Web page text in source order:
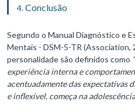
Conclusão
Segundo o Manual Diagnóstico e
Mentais - DSM-5-TR (Association,
personalidade são definidos como
experiência interna e
acentuadamente das expectativas
e inflexível, começa na